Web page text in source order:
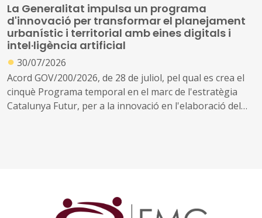
La Generalitat impulsa un programa
d'innovació per transformar el planejament
urbanístic i territorial amb eines digitals i
intel·ligència artificial
● 30/07/2026
Acord GOV/200/2026, de 28 de juliol, pel qual es crea el
cinquè Programa temporal en el marc de l'estratègia
Catalunya Futur, per a la innovació en l'elaboració del